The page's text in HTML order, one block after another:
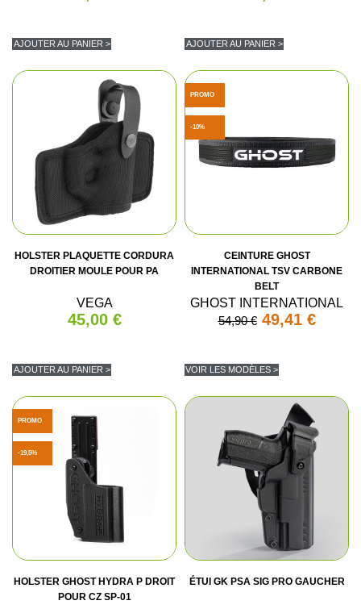
AJOUTER AU PANIER > AJOUTER AU PANIER >
HOLSTER PLAQUETTE CORDURA
DROITIER MOULE POUR PA
VEGA
45,00 €
AJOUTER AU PANIER >
CEINTURE GHOST
INTERNATIONAL TSV CARBONE
BELT
GHOST INTERNATIONAL
54,90 € 49,41 €
VOIR LES MODÈLES >
PROMO
-10%
HOLSTER GHOST HYDRA P DROIT
POUR CZ SP-01
PROMO
-19,5%
ÉTUI GK PSA SIG PRO GAUCHER